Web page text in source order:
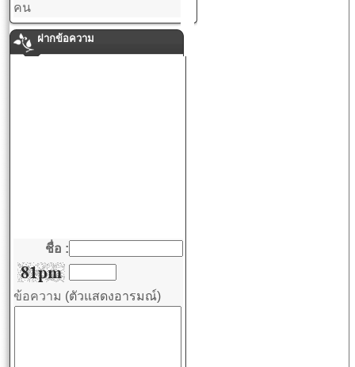
คน
ฝากข้อความ
ชื่อ :
ข้อความ (ตัวแสดงอารมณ์)